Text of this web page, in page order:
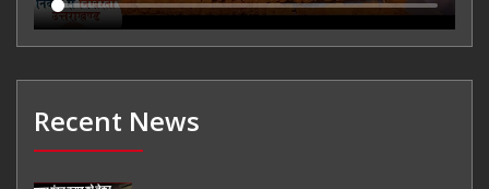
Recent News